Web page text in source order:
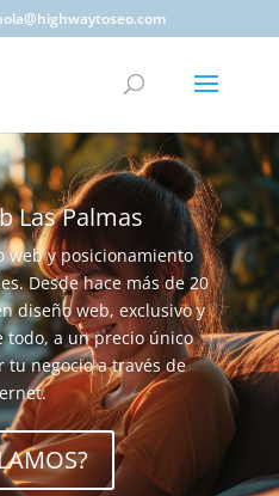
Las Palmas
web y posicionamiento
Desde hace más de 20
diseño web, exclusivo y
a un precio único
negocio a través de